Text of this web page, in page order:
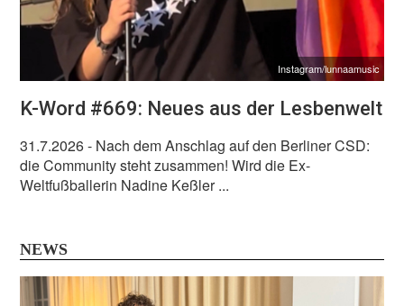
Instagram/lunnaamusic
K-Word #669: Neues aus der Lesbenwelt
31.7.2026- Nach dem Anschlag auf den Berliner CSD:
die Community steht zusammen! Wird die Ex-
Weltfußballerin Nadine Keßler ...
NEWS